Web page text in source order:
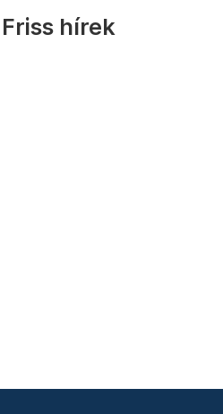
Friss hírek